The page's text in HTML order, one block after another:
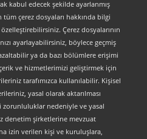
kabul edecek şekilde ayarlanmış
çerez dosyaları hakkında bilgi
Çerez dosyalarının
ayarlayabilirsiniz, böylece geçmiş
ya da bazı bölümlere erişimi
ve hizmetlerimizi geliştirmek için
tarafımızca kullanılabilir. Kişisel
yasal olarak aktarılması
nedeniyle ve yasal
denetim şirketlerine mevzuat
izin verilen kişi ve kuruluşlara,